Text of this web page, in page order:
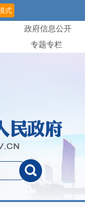
式
政府信息公开
专题专栏